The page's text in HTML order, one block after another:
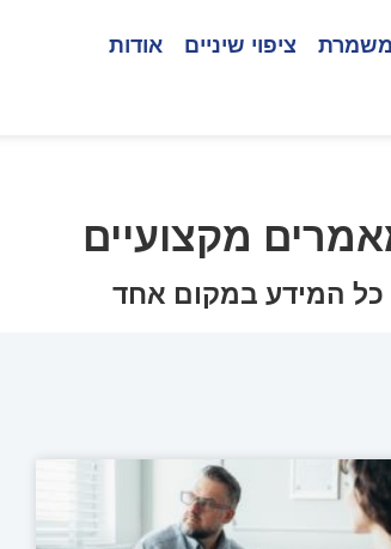
משמרת ציפוי שיניים אודות
מקצועיים
כל המידע במקום אחד